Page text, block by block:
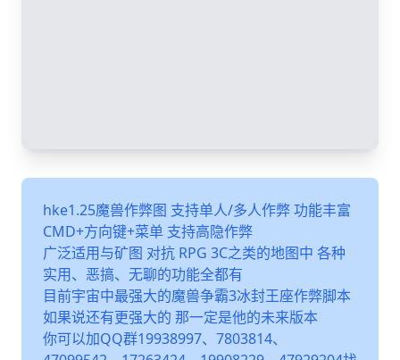
hke1.25魔兽作弊图 支持单人/多人作弊 功能丰富
CMD+方向键+菜单 支持高隐作弊
广泛适用与矿图 对抗 RPG 3C之类的地图中 各种
实用、恶搞、无聊的功能全都有
目前宇宙中最强大的魔兽争霸3冰封王座作弊脚本
如果说还有更强大的 那一定是他的未来版本
你可以加QQ群19938997、7803814、